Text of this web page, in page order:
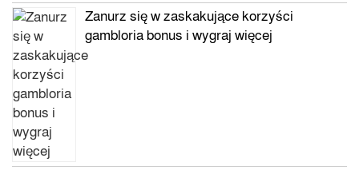
Zanurz się w zaskakujące korzyści
gambloria bonus i wygraj więcej